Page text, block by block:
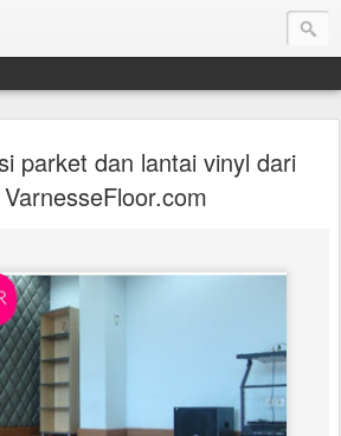
parket dan lantai vinyl dari
VarnesseFloor.com